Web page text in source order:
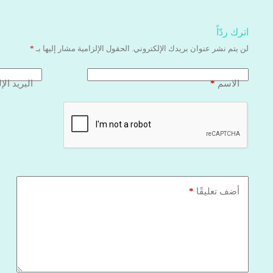
اترك ردّاً
لن يتم نشر عنوان بريدك الإلكتروني. الحقول الإلزامية مشار إليها بـ *
الاسم* البريد
أضف تعليقًا *